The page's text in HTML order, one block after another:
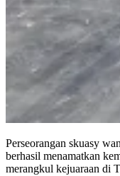
Perseorangan skuasy
berhasil menamatkan
merangkul kejuaraan di